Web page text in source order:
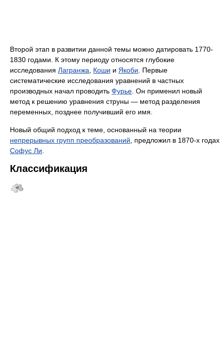
Второй этап в развитии данной темы можно датировать 1770-
1830 годами. К этому периоду относятся глубокие
исследования Лагранжа Коши и Якоби . Первые
систематические исследования уравнений в частных
производных начал проводить Фурье . Он применил новый
метод к решению уравнения струны — метод разделения
переменных, позднее получивший его имя.
Новый общий подход к теме, основанный на теории
непрерывных групп преобразований , предложил в 1870-х годах
Софус Ли
Классификация